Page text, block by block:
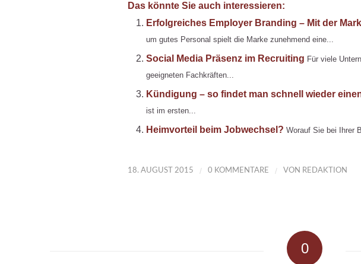
Das könnte Sie auch interessieren:
Erfolgreiches Employer Branding – Mit der
um gutes Personal spielt die Marke zunehmend eine...
Social Media Präsenz im Recruiting Für viele
geeigneten Fachkräften...
Kündigung – so findet man schnell wieder
ist im ersten...
Heimvorteil beim Jobwechsel? Worauf Sie bei Ihrer
18. AUGUST 2015 / 0 KOMMENTARE / VON REDAKTION
0